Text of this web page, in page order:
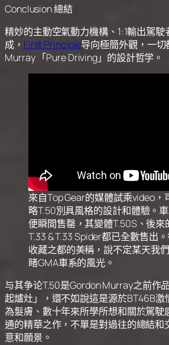
Conclusion 總結
精妙的主動空氣動力機構、1:1輸出駕
成， First Principle导向極簡外觀，一
Murray 「Pure Driving」的設計哲学。
來自Top Gear的媒體試乘video，
略T.50別具風格的設計和體驗。
便瞬間售罄，其變體T.50S、後來
T.33 & T.33 Spider都已全數售出
收藏之都的美稱，說不定某天我
睹GMA車系的風光。
与其争论T.50是Gordon Murray之前作
起爐灶」，還不如說這是源於BT46B激
為髮膚、數十年來所學所想和關於駕駛
通的精華之作，不單是對過往的總結和
意和願景。